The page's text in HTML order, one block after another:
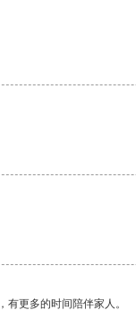
更多的时间陪伴家人。